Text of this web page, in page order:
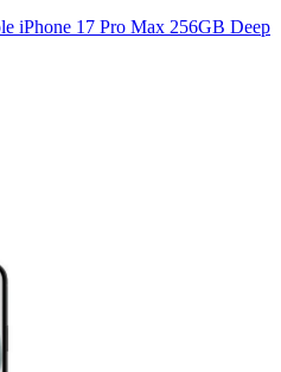
17 Pro Max 256GB Deep